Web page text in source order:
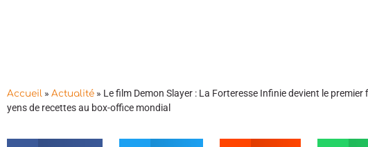
Accueil » Actualité » Le film Demon Slayer : La Forteresse Infinie devient le
yens de recettes au box-office mondial